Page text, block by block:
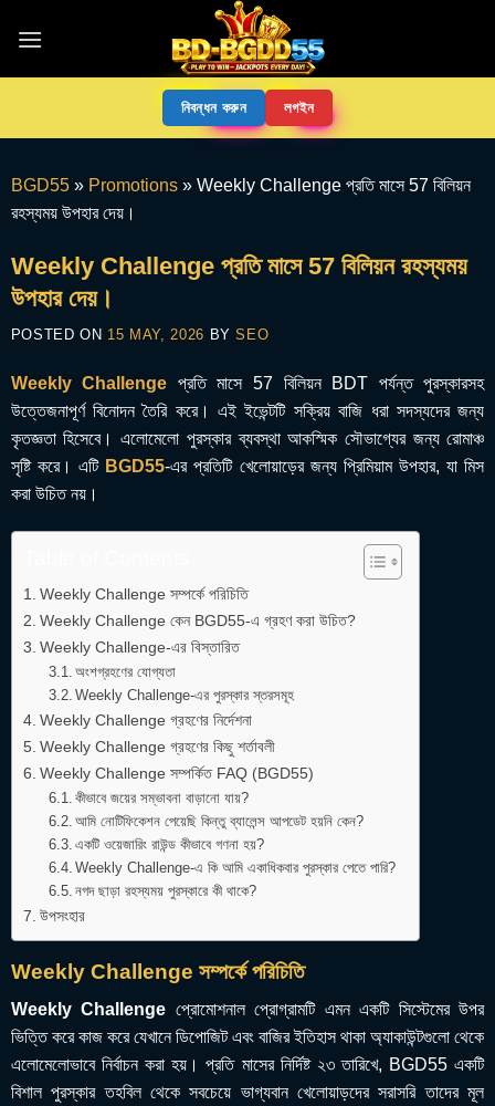
নিবন্ধন করুন লগইন
BGD55» Promotions» Weekly Challenge প্রতি মাসে 57 বিলিয়ন
রহস্যময় উপহার দেয়।
Weekly Challenge প্রতি মাসে 57 বিলিয়ন রহস্যময়
উপহার দেয়।
POSTED ON 15 MAY, 2026 BYSEO
Weekly Challenge প্রতি মাসে 57 বিলিয়ন BDT পর্যন্ত পুরস্কারসহ
উত্তেজনাপূর্ণ বিনোদন তৈরি করে। এই ইভেন্টটি সক্রিয় বাজি ধরা সদস্যদের জন্য
কৃতজ্ঞতা হিসেবে। এলোমেলো পুরস্কার ব্যবস্থা আকস্মিক সৌভাগ্যের জন্য রোমাঞ্চ
সৃষ্টি করে। এটি BGD55-এর প্রতিটি খেলোয়াড়ের জন্য প্রিমিয়াম উপহার, যা মিস
করা উচিত নয়।
Weekly Challenge সম্পর্কে পরিচিতি
Weekly Challenge কেন BGD55-এ গ্রহণ করা উচিত?
Weekly Challenge-এর বিস্তারিত
অংশগ্রহণের যোগ্যতা
Weekly Challenge-এর পুরস্কার স্তরসমূহ
Weekly Challenge গ্রহণের নির্দেশনা
Weekly Challenge গ্রহণের কিছু শর্তাবলী
Weekly Challenge সম্পর্কিত FAQ (BGD55)
কীভাবে জয়ের সম্ভাবনা বাড়ানো যায়?
আমি নোটিফিকেশন পেয়েছি কিন্তু ব্যালেন্স আপডেট হয়নি কেন?
একটি ওয়েজারিং রাউন্ড কীভাবে গণনা হয়?
Weekly Challenge-এ কি আমি একাধিকবার পুরস্কার পেতে পারি?
নগদ ছাড়া রহস্যময় পুরস্কারে কী থাকে?
উপসংহার
Weekly Challenge সম্পর্কে পরিচিতি
Weekly Challenge প্রোমোশনাল প্রোগ্রামটি এমন একটি সিস্টেমের উপর
ভিত্তি করে কাজ করে যেখানে ডিপোজিট এবং বাজির ইতিহাস থাকা অ্যাকাউন্টগুলো থেকে
এলোমেলোভাবে নির্বাচন করা হয়। প্রতি মাসের নির্দিষ্ট ২৩ তারিখে, BGD55 একটি
বিশাল পুরস্কার তহবিল থেকে সবচেয়ে ভাগ্যবান খেলোয়াড়দের সরাসরি তাদের মূল